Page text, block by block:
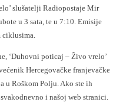
slušatelji Radiopostaje Mir
u 3 sata, te u 7:10. Emisije
ciklusima.
‘Duhovni poticaj – Živo vrelo’
Hercegovačke franjevačke
u Roškom Polju. Ako ste ih
i našoj web stranici.